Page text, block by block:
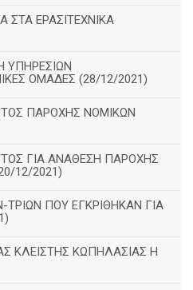
ΣΤΑ ΕΡΑΣΙΤΕΧΝΙΚΑ
ΥΠΗΡΕΣΙΩΝ
ΟΜΑΔΕΣ (28/12/2021)
ΠΑΡΟΧΗΣ ΝΟΜΙΚΩΝ
ΓΙΑ ΑΝΑΘΕΣΗ ΠΑΡΟΧΗΣ
12/2021)
ΠΟΥ ΕΓΚΡΙΘΗΚΑΝ ΓΙΑ
ΚΛΕΙΣΤΗΣ ΚΩΠΗΛΑΣΙΑΣ Η